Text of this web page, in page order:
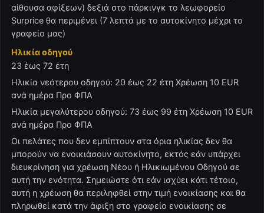
αίθουσα αφίξεων) δεξιά στο πάρκινγκ το λεωφορείο
Surprice θα περιμένει (7 λεπτά με το αυτοκίνητο μέχρι το
γραφείο μας)
Ηλικία οδηγού
23 έως 72 έτη
Ηλικία νεότερου οδηγού: 20 έως 22 έτη Χρέωση 10 EUR
ανά ημέρα Προ ΦΠΑ
Ηλικία μεγαλύτερου οδηγού: 73 έως 99 έτη Χρέωση 10 EUR
ανά ημέρα Προ ΦΠΑ
Οι πελάτες που δεν εμπίπτουν στα όρια ηλικίας δεν θα
μπορούν να ενοικιάσουν αυτοκίνητο, εκτός εάν υπάρχει
διευκρίνηση για χρέωση Νέου ή Ηλικιωμένου Οδηγού σε
αυτή την ενότητα. Σημειώστε ότι εάν ισχύει κάτι τέτοιο,
αυτή η χρέωση θα περιληφθεί στην τιμή ενοικίασης και θα
πληρωθεί κατά την άφιξη στο γραφείο ενοικίασης σε